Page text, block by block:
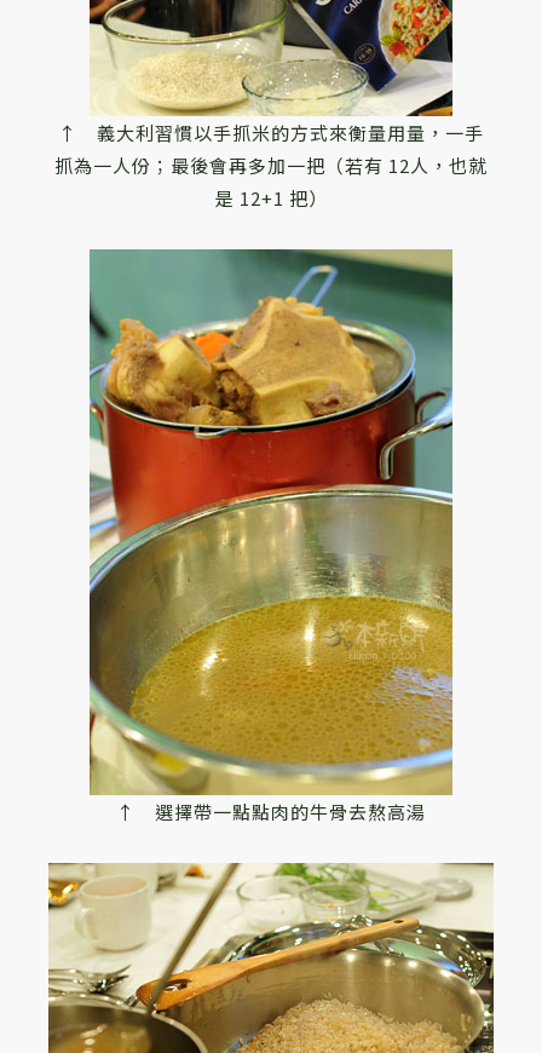
↑ 義大利習慣以手抓米的方式來衡量用量，一手
抓為一人份；最後會再多加一把（若有 12人，也就
是 12+1 把）
↑ 選擇帶一點點肉的牛骨去熬高湯